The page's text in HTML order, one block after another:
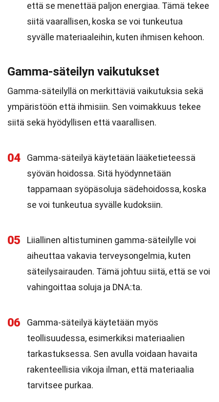
että se menettää paljon energiaa. Tämä tekee
siitä vaarallisen, koska se voi tunkeutua
syvälle materiaaleihin, kuten ihmisen kehoon.
Gamma-säteilyn vaikutukset
Gamma-säteilyllä on merkittäviä vaikutuksia sekä
ympäristöön että ihmisiin. Sen voimakkuus tekee
siitä sekä hyödyllisen että vaarallisen.
04
Gamma-säteilyä käytetään lääketieteessä
syövän hoidossa. Sitä hyödynnetään
tappamaan syöpäsoluja sädehoidossa, koska
se voi tunkeutua syvälle kudoksiin.
05
Liiallinen altistuminen gamma-säteilylle voi
aiheuttaa vakavia terveysongelmia, kuten
säteilysairauden. Tämä johtuu siitä, että se voi
vahingoittaa soluja ja DNA:ta.
06
Gamma-säteilyä käytetään myös
teollisuudessa, esimerkiksi materiaalien
tarkastuksessa. Sen avulla voidaan havaita
rakenteellisia vikoja ilman, että materiaalia
tarvitsee purkaa.